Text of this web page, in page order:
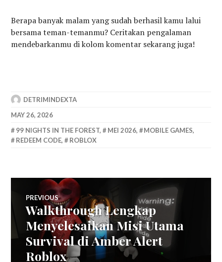
Berapa banyak malam yang sudah berhasil kamu lalui
bersama teman-temanmu? Ceritakan pengalaman
mendebarkanmu di kolom komentar sekarang juga!
DETRIMINDEXTA
MAY 26, 2026
99 NIGHTS IN THE FOREST, MEI 2026, MOBILE GAMES,
REDEEM CODE, ROBLOX
Post
navigation
PREVIOUS
Previous
post:
Walkthrough Lengkap
Menyelesaikan Misi Utama
Survival di Amber Alert
Roblox